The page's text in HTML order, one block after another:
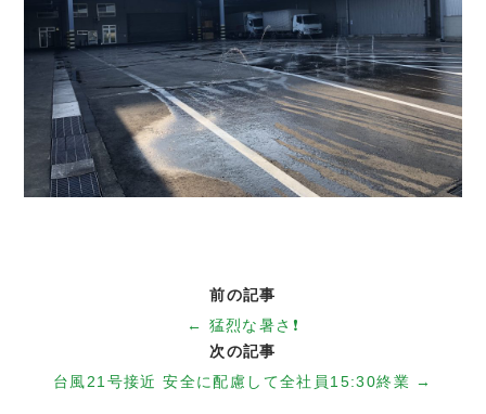
ホーム
設備紹介
会社概要
前の記事
← 猛烈な暑さ❗️
次の記事
台風21号接近 安全に配慮して全社員15:30終業 →